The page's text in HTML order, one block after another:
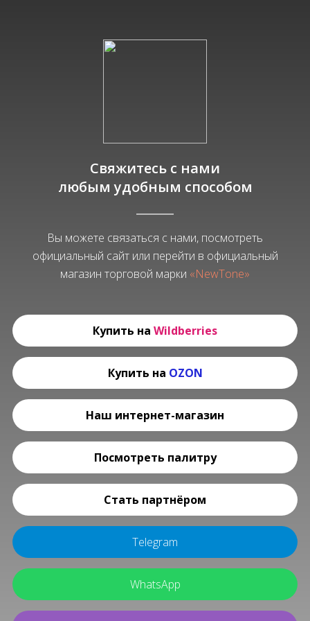
Свяжитесь с нами
любым удобным способом
Вы можете связаться с нами, посмотреть
официальный сайт или перейти в официальный
магазин торговой марки «NewTone»
Купить на Wildberries
Купить на OZON
Наш интернет-магазин
Посмотреть палитру
Стать партнёром
Telegram
WhatsApp